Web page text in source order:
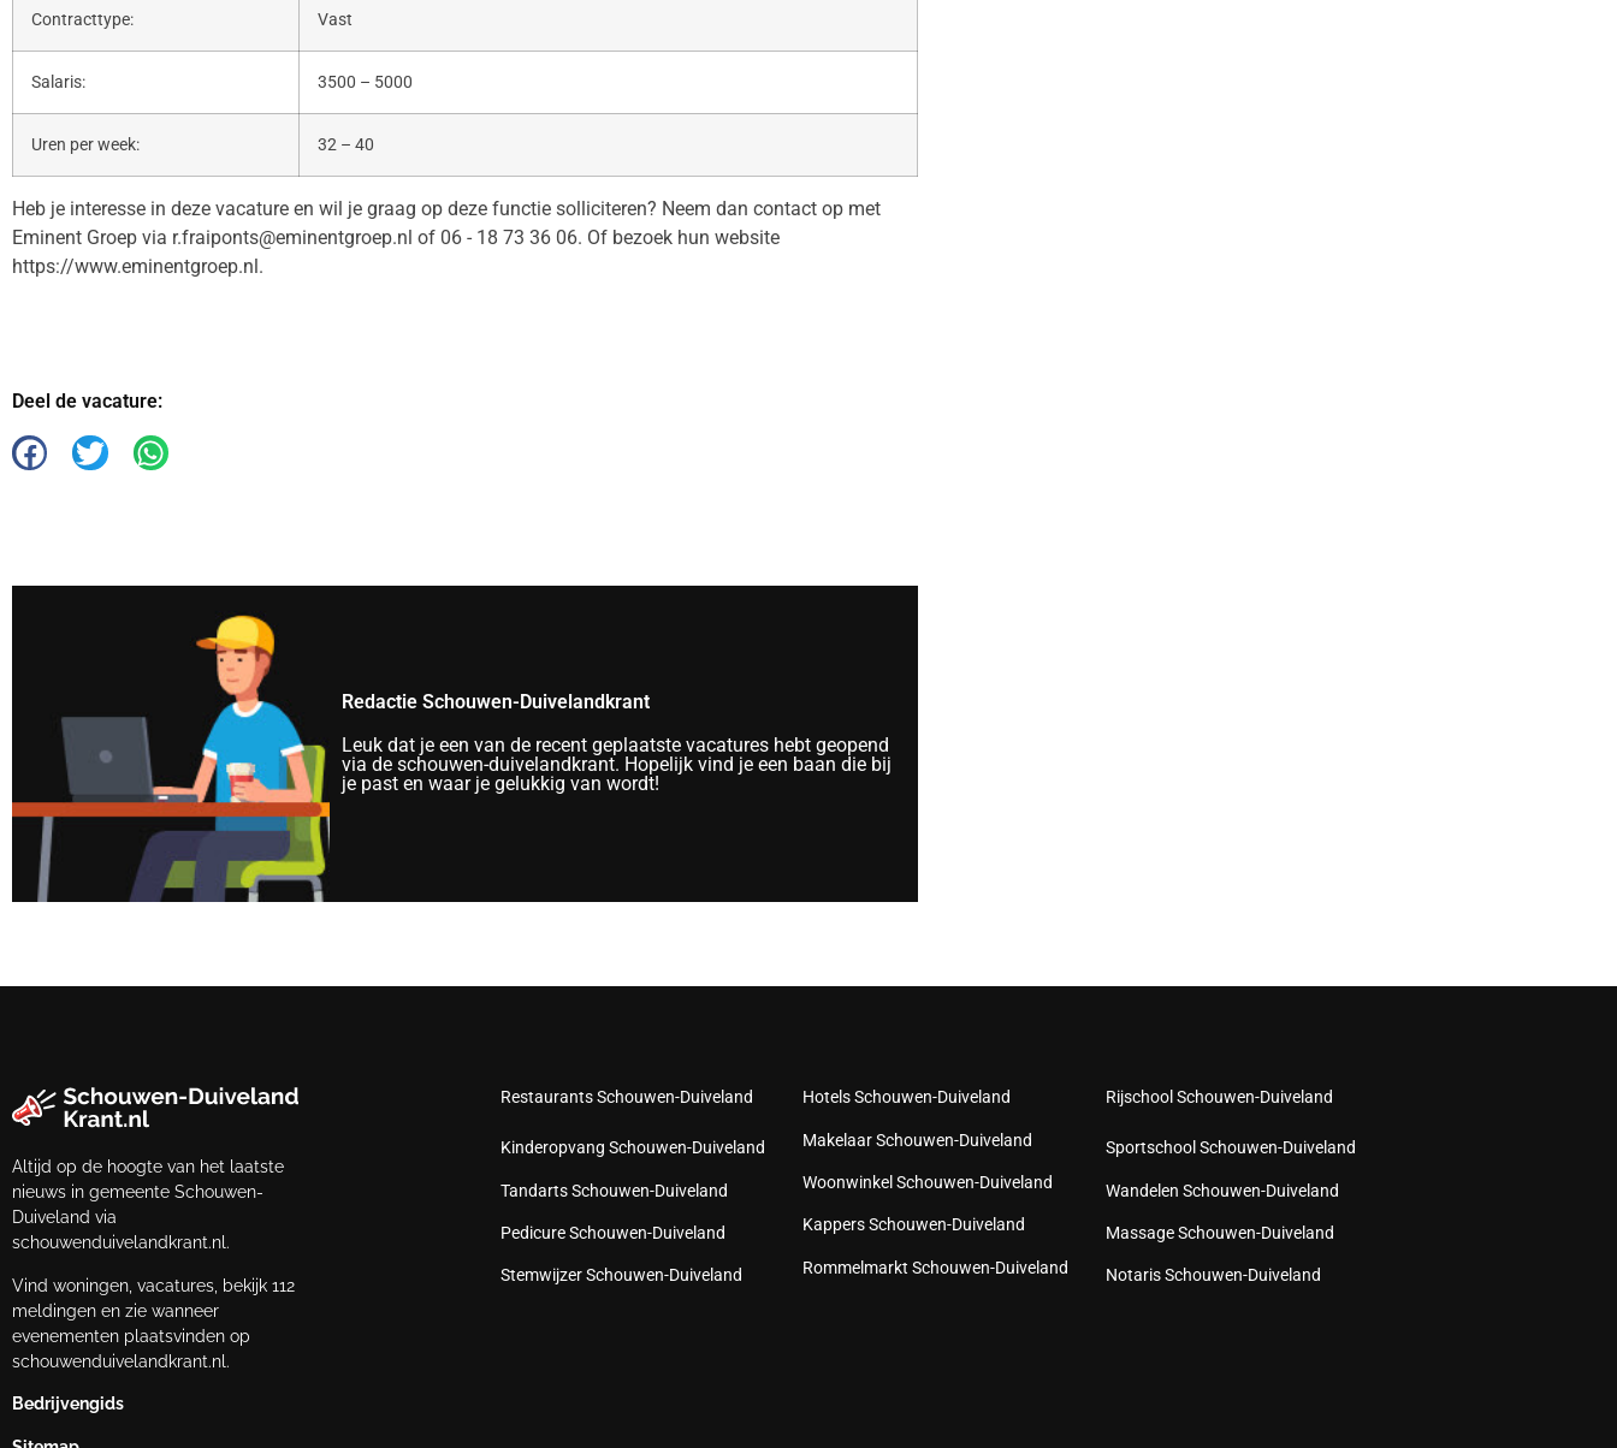
Contracttype: Vast
Salaris: 3500 – 5000
Uren per week: 32 – 40
Heb je interesse in deze vacature en wil je graag op deze functie solliciteren? Neem dan contact op met
Eminent Groep via r.fraiponts@eminentgroep.nl of 06 - 18 73 36 06. Of bezoek hun website
https://www.eminentgroep.nl.
Deel de vacature:
Redactie Schouwen-Duivelandkrant
Leuk dat je een van de recent geplaatste vacatures hebt geopend
via de schouwen-duivelandkrant. Hopelijk vind je een baan die bij
je past en waar je gelukkig van wordt!
Altijd op de hoogte van het laatste
nieuws in gemeente Schouwen-
Duiveland via
schouwenduivelandkrant.nl.
Vind woningen, vacatures, bekijk 112
meldingen en zie wanneer
evenementen plaatsvinden op
schouwenduivelandkrant.nl.
Bedrijvengids
Restaurants Schouwen-Duiveland
Kinderopvang Schouwen-Duiveland
Tandarts Schouwen-Duiveland
Pedicure Schouwen-Duiveland
Stemwijzer Schouwen-Duiveland
Hotels Schouwen-Duiveland
Makelaar Schouwen-Duiveland
Woonwinkel Schouwen-Duiveland
Kappers Schouwen-Duiveland
Rommelmarkt Schouwen-Duiveland
Rijschool Schouwen-Duiveland
Sportschool Schouwen-Duiveland
Wandelen Schouwen-Duiveland
Massage Schouwen-Duiveland
Notaris Schouwen-Duiveland